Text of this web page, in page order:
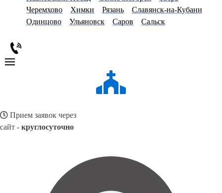
Черемхово
Химки Рязань
Славянск-на-Кубани
Одинцово
Ульяновск Саров Сальск
Прием заявок через
сайт - круглосуточно